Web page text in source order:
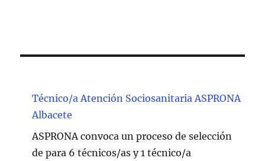
Técnico/a Atención Sociosanitaria ASPRONA
Albacete
ASPRONA convoca un proceso de selección
de para 6 técnicos/as y 1 técnico/a